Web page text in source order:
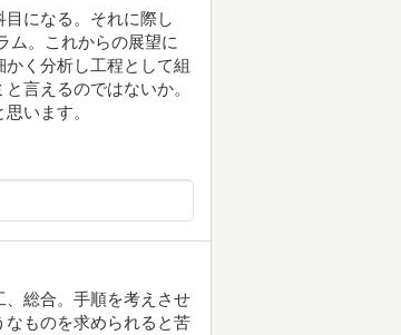
になる。それに際し
ム。これからの展望に
く分析し工程として組
言えるのではないか。
います。
総合。手順を考えさせ
なものを求められると苦